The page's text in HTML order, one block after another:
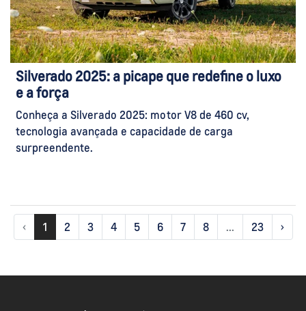
Silverado 2025: a picape que redefine o luxo
e a força
Conheça a Silverado 2025: motor V8 de 460 cv,
tecnologia avançada e capacidade de carga
surpreendente.
‹ 1 2 3 4 5 6 7 8 ... 23 ›